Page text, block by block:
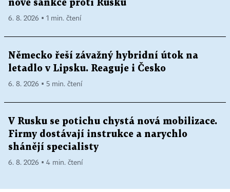
nové sankce proti Rusku
6. 8. 2026 ▪ 1 min. čtení
Německo řeší závažný hybridní útok na
letadlo v Lipsku. Reaguje i Česko
6. 8. 2026 ▪ 5 min. čtení
V Rusku se potichu chystá nová mobilizace.
Firmy dostávají instrukce a narychlo
shánějí specialisty
6. 8. 2026 ▪ 4 min. čtení